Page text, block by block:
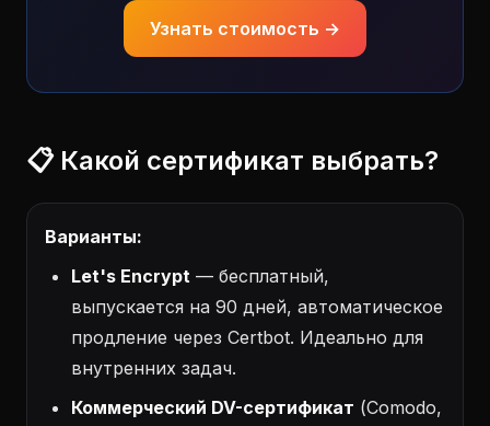
Узнать стоимость →
📋 Какой сертификат выбрать?
Варианты:
Let's Encrypt — бесплатный,
выпускается на 90 дней, автоматическое
продление через Certbot. Идеально для
внутренних задач.
Коммерческий DV-сертификат (Comodo,